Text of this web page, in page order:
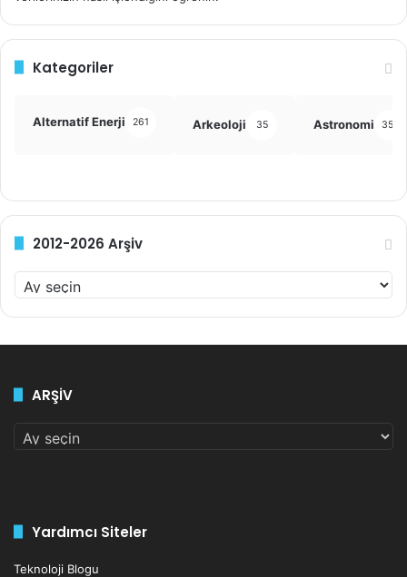
Kategoriler
Alternatif Enerji 261 Arkeoloji 35 Astronomi 355
2012-2026 Arşiv
2012-
2026
Arşiv
ARŞİV
ARŞİV
Yardımcı Siteler
Teknoloji Blogu